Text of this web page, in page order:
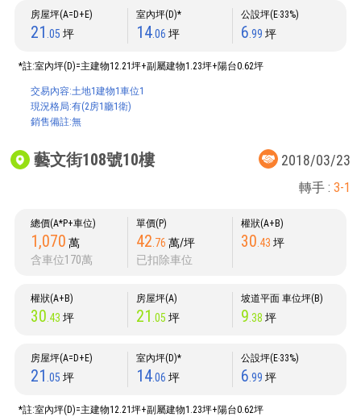
房屋坪(A=D+E)
21 .05 坪
室內坪(D)*
14.06 坪
公設坪(E‧33%)
6 .99 坪
*註:室內坪(D)=主建物12.21坪+副屬建物1.23坪+陽台0.62坪
交易內容:土地1建物1車位1
現況格局:有(2房1廳1衛)
銷售備註:無
藝文街108號10樓 2018/03/23
轉手 : 3-1
總價(A*P+車位)
1,070 萬
含車位170萬
單價(P)
42 .76 萬/坪
已扣除車位
權狀(A+B)
30 .43 坪
權狀(A+B)
30 .43 坪
房屋坪(A)
21 .05 坪
坡道平面 車位坪(B)
9 .38 坪
房屋坪(A=D+E)
21 .05 坪
室內坪(D)*
14.06 坪
公設坪(E‧33%)
6 .99 坪
*註:室內坪(D)=主建物12.21坪+副屬建物1.23坪+陽台0.62坪